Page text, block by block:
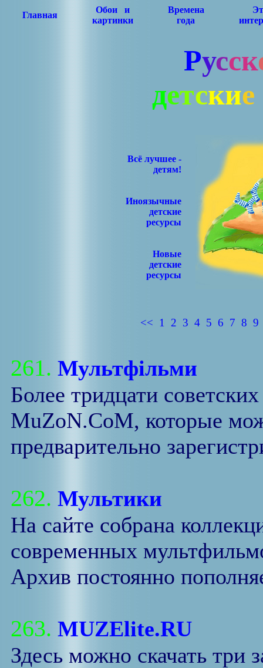
Главная
Обои и
картинки
Времена
года
Русск
детские
Всё лучшее -
детям!
Иноязычные
детские
ресурсы
Новые
детские
ресурсы
<< 1 2 3 4 5 6 7 8 9
261. Мультфільми
Более тридцати
MuZoN.CoM, которые
предварительно
262. Мультики
На сайте собрана
современных
Архив постоянно
263. MUZElite.RU
Здесь можно скачать три